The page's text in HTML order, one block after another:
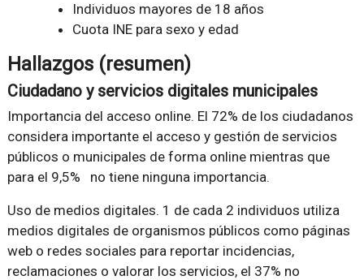
Individuos mayores de 18 años
Cuota INE para sexo y edad
Hallazgos (resumen)
Ciudadano y servicios digitales municipales
Importancia del acceso online. El 72% de los ciudadanos
considera importante el acceso y gestión de servicios
públicos o municipales de forma online mientras que
para el 9,5% no tiene ninguna importancia.
Uso de medios digitales. 1 de cada 2 individuos utiliza
medios digitales de organismos públicos como páginas
web o redes sociales para reportar incidencias,
reclamaciones o valorar los servicios, el 37% no